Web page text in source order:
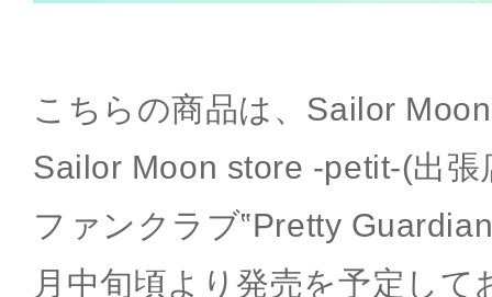
こちらの商品は、Sailor
Sailor Moon store -petit-(出
ファンクラブ‟Pretty
月中旬頃より発売を予定して